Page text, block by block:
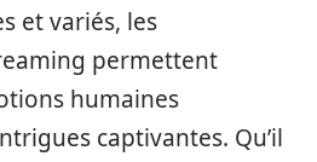
et variés, les
permettent
humaines
captivantes. Qu’il